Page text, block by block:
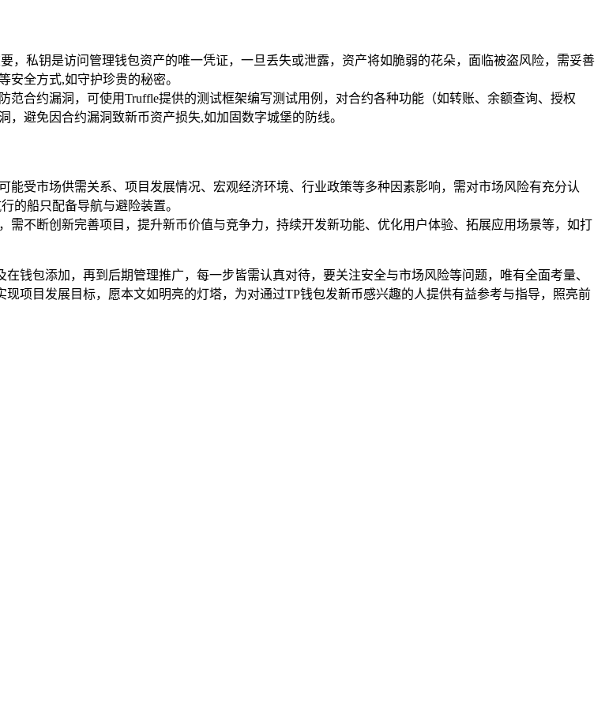
，私钥是访问管理钱包资产的唯一凭证，一旦丢失或泄露，资产将如脆弱的花朵，面临被盗风险，需妥善
全方式,如守护珍贵的秘密。
范合约漏洞，可使用Truffle提供的测试框架编写测试用例，对合约各种功能（如转账、余额查询、授权
避免因合约漏洞致新币资产损失,如加固数字城堡的防线。
能受市场供需关系、项目发展情况、宏观经济环境、行业政策等多种因素影响，需对市场风险有充分认
的船只配备导航与避险装置。
不断创新完善项目，提升新币价值与竞争力，持续开发新功能、优化用户体验、拓展应用场景等，如打
钱包添加，再到后期管理推广，每一步皆需认真对待，要关注安全与市场风险等问题，唯有全面考量、
项目发展目标，愿本文如明亮的灯塔，为对通过TP钱包发新币感兴趣的人提供有益参考与指导，照亮前